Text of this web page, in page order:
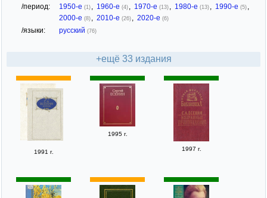
/период: 1950-е (1) 1960-е (4) 1970-е (13) 1980-е (13) 1990-е (5)
2000-е (8) 2010-е (26) 2020-е (6)
/языки: русский (76)
+ещё 33 издания
1991 г.
1995 г.
1997 г.